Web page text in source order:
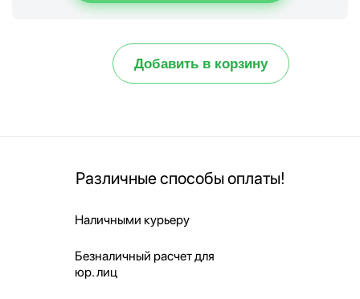
Добавить в корзину
Различные способы оплаты!
Наличными курьеру
Безналичный расчет для
юр. лиц